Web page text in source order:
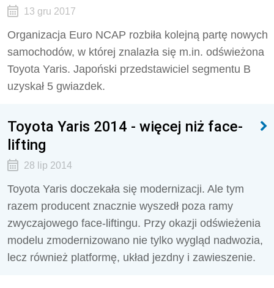
13 gru 2017
Organizacja Euro NCAP rozbiła kolejną partę nowych
samochodów, w której znalazła się m.in. odświeżona
Toyota Yaris. Japoński przedstawiciel segmentu B
uzyskał 5 gwiazdek.
Toyota Yaris 2014 - więcej niż face-
lifting
28 lip 2014
Toyota Yaris doczekała się modernizacji. Ale tym
razem producent znacznie wyszedł poza ramy
zwyczajowego face-liftingu. Przy okazji odświeżenia
modelu zmodernizowano nie tylko wygląd nadwozia,
lecz również platformę, układ jezdny i zawieszenie.